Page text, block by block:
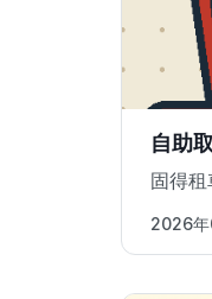
自助
固得
2026年